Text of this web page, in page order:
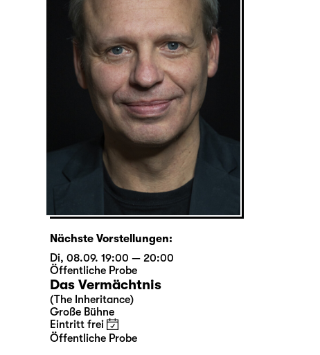
Nächste Vorstellungen:
Di, 08.09. 19:00 — 20:00
Öffentliche Probe
Das Vermächtnis
(The Inheritance)
Große Bühne
Eintritt frei
Öffentliche Probe